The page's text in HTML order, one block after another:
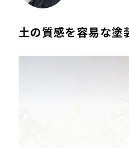
土の質感を容易な塗